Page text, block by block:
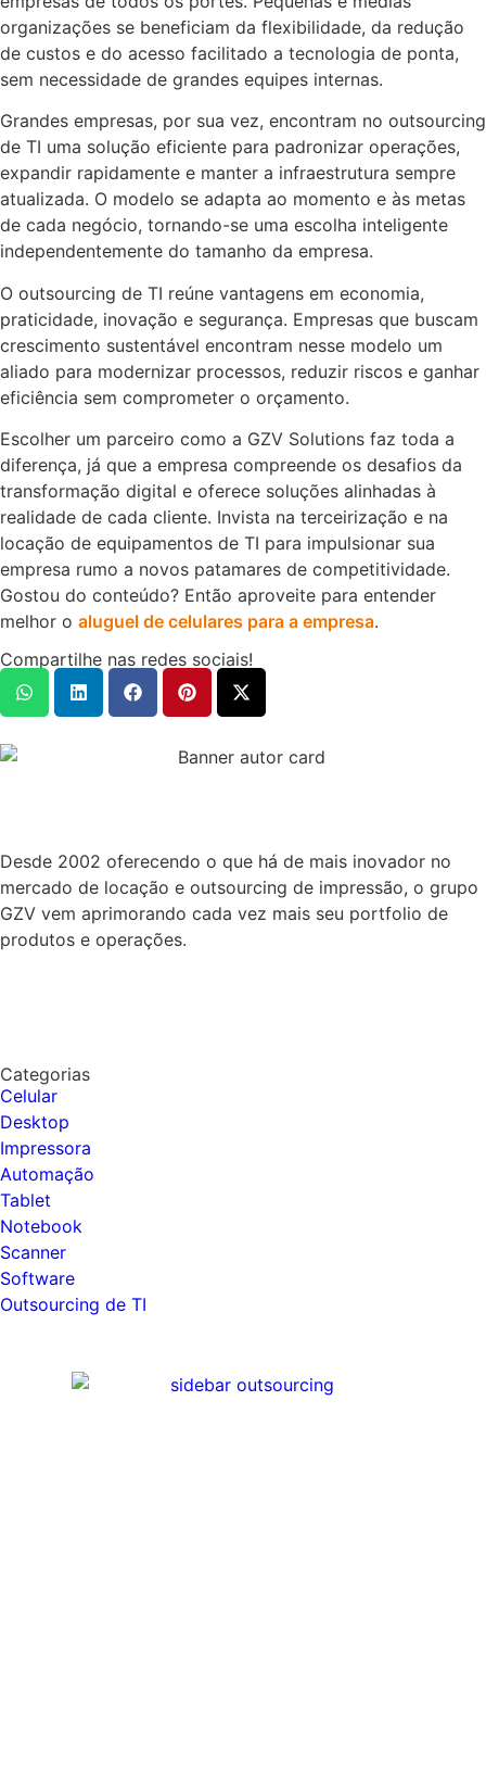
organizações se beneficiam da flexibilidade, da redução
de custos e do acesso facilitado a tecnologia de ponta,
sem necessidade de grandes equipes internas.
Grandes empresas, por sua vez, encontram no outsourcing
de TI uma solução eficiente para padronizar operações,
expandir rapidamente e manter a infraestrutura sempre
atualizada. O modelo se adapta ao momento e às metas
de cada negócio, tornando-se uma escolha inteligente
independentemente do tamanho da empresa.
O outsourcing de TI reúne vantagens em economia,
praticidade, inovação e segurança. Empresas que buscam
crescimento sustentável encontram nesse modelo um
aliado para modernizar processos, reduzir riscos e ganhar
eficiência sem comprometer o orçamento.
Escolher um parceiro como a GZV Solutions faz toda a
diferença, já que a empresa compreende os desafios da
transformação digital e oferece soluções alinhadas à
realidade de cada cliente. Invista na terceirização e na
locação de equipamentos de TI para impulsionar sua
empresa rumo a novos patamares de competitividade.
Gostou do conteúdo? Então aproveite para entender
melhor o aluguel de celulares para a empresa.
Compartilhe nas redes sociais!
Desde 2002 oferecendo o que há de mais inovador no
mercado de locação e outsourcing de impressão, o grupo
GZV vem aprimorando cada vez mais seu portfolio de
produtos e operações.
Categorias
Celular
Desktop
Impressora
Automação
Tablet
Notebook
Scanner
Software
Outsourcing de TI